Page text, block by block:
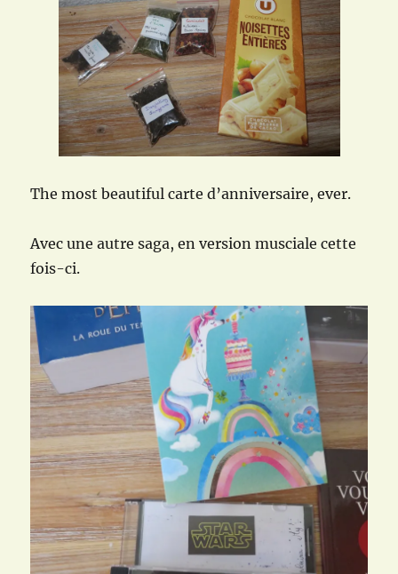
The most beautiful carte d’anniversaire, ever.
Avec une autre saga, en version musciale cette
fois-ci.